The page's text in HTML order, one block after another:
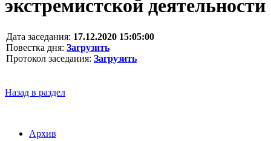
экстремистской деятельности
Дата заседания: 17.12.2020 15:05:00
Повестка дня: Загрузить
Протокол заседания: Загрузить
Назад в раздел
Архив